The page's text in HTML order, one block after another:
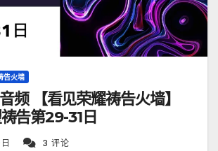
告火墙
频 【看见荣耀祷告火墙】
告第29-31日
3 评论